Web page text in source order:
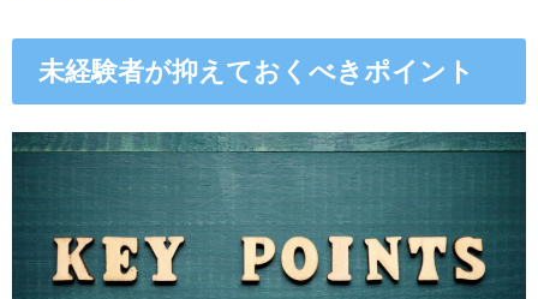
未経験者が抑えておくべきポイント